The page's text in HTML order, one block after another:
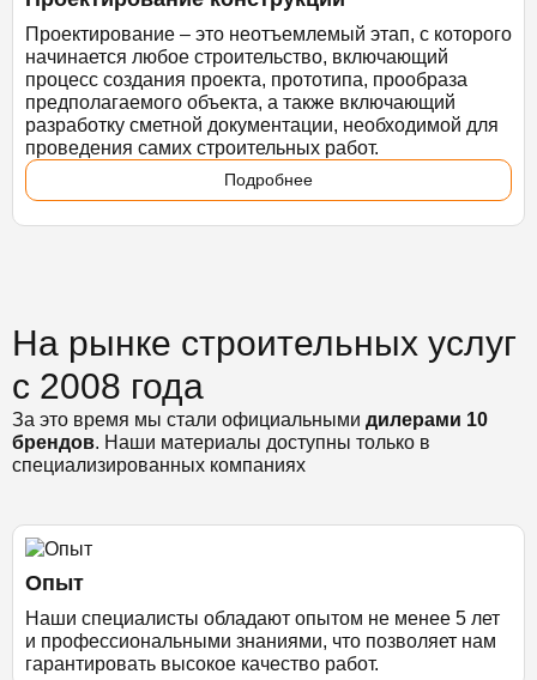
Проектирование – это неотъемлемый этап, с которого
начинается любое строительство, включающий
процесс создания проекта, прототипа, прообраза
предполагаемого объекта, а также включающий
разработку сметной документации, необходимой для
проведения самих строительных работ.
Подробнее
На рынке строительных услуг
с 2008 года
За это время мы стали официальными дилерами 10
брендов. Наши материалы доступны только в
специализированных компаниях
Опыт
Наши специалисты обладают опытом не менее 5 лет
и профессиональными знаниями, что позволяет нам
гарантировать высокое качество работ.